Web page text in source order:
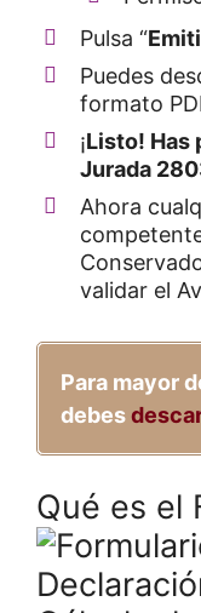
Pulsa “
Puedes
formato
¡Listo! Has
Jurada
Ahora
validar el
Para mayor
debes
Qué es el